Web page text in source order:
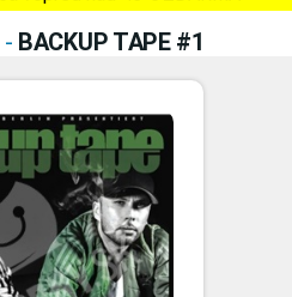
- BACKUP TAPE #1